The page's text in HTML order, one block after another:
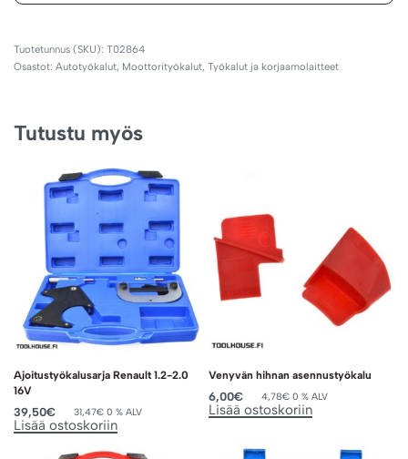
T02864
Osastot: Autotyökalut, Moottorityökalut, Työkalut ja korjaamolaitteet
Tutustu myös
Ajoitustyökalusarja Renault 1.2-2.0
16V
39,50€ 31,47€ 0 % ALV
Lisää ostoskoriin
Venyvän hihnan asennustyökalu
6,00€ 4,78€ 0 % ALV
Lisää ostoskoriin